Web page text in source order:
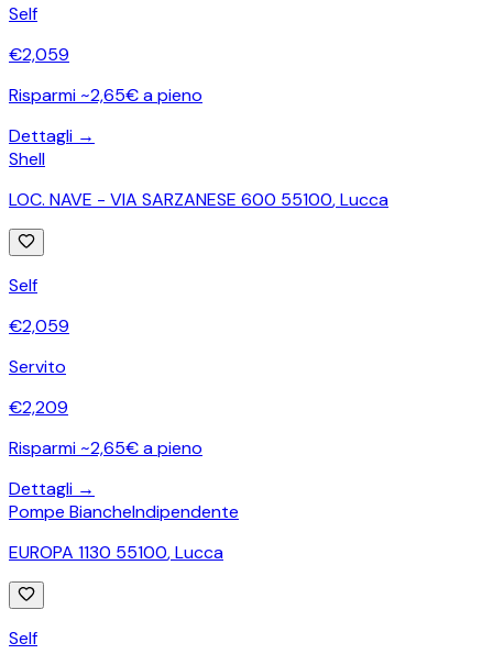
Self
€2,059
Risparmi ~2,65€ a pieno
Dettagli →
Shell
LOC. NAVE - VIA SARZANESE 600 55100,Lucca
Self
€2,059
Servito
€2,209
Risparmi ~2,65€ a pieno
Dettagli →
Pompe BiancheIndipendente
EUROPA 1130 55100,Lucca
Self